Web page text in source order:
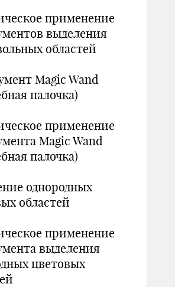
применение
выделения
областей
Magic Wand
палочка)
применение
Magic Wand
палочка)
однородных
областей
применение
выделения
цветовых